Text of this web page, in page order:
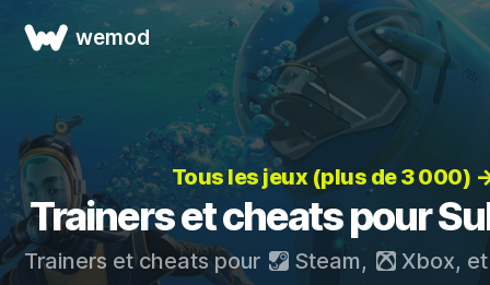
wemod
Tous les jeux (plus de 3 000)
Trainers et cheats pour
Trainers et cheats pour Steam, Xbox,